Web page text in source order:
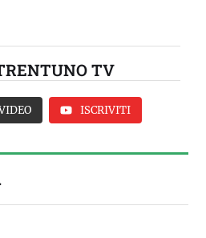
TV
ISCRIVITI